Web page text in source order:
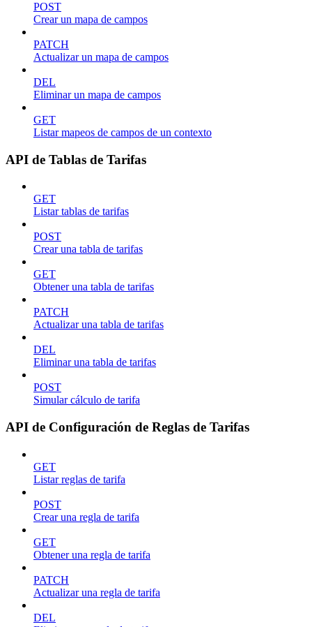
POST
Crear un mapa de campos
PATCH
Actualizar un mapa de campos
DEL
Eliminar un mapa de campos
GET
Listar mapeos de campos de un contexto
API de Tablas de Tarifas
GET
Listar tablas de tarifas
POST
Crear una tabla de tarifas
GET
Obtener una tabla de tarifas
PATCH
Actualizar una tabla de tarifas
DEL
Eliminar una tabla de tarifas
POST
Simular cálculo de tarifa
API de Configuración de Reglas de Tarifas
GET
Listar reglas de tarifa
POST
Crear una regla de tarifa
GET
Obtener una regla de tarifa
PATCH
Actualizar una regla de tarifa
DEL